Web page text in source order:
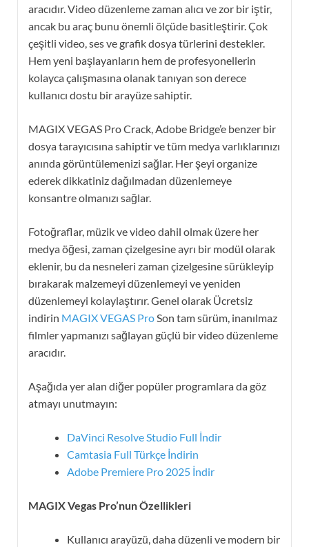
aracıdır. Video düzenleme zaman alıcı ve zor bir iştir,
ancak bu araç bunu önemli ölçüde basitleştirir. Çok
çeşitli video, ses ve grafik dosya türlerini destekler.
Hem yeni başlayanların hem de profesyonellerin
kolayca çalışmasına olanak tanıyan son derece
kullanıcı dostu bir arayüze sahiptir.
MAGIX VEGAS Pro Crack, Adobe Bridge’e benzer bir
dosya tarayıcısına sahiptir ve tüm medya varlıklarınızı
anında görüntülemenizi sağlar. Her şeyi organize
ederek dikkatiniz dağılmadan düzenlemeye
konsantre olmanızı sağlar.
Fotoğraflar, müzik ve video dahil olmak üzere her
medya öğesi, zaman çizelgesine ayrı bir modül olarak
eklenir, bu da nesneleri zaman çizelgesine sürükleyip
bırakarak malzemeyi düzenlemeyi ve yeniden
düzenlemeyi kolaylaştırır. Genel olarak Ücretsiz
indirin MAGIX VEGAS ProSon tam sürüm, inanılmaz
filmler yapmanızı sağlayan güçlü bir video düzenleme
aracıdır.
Aşağıda yer alan diğer popüler programlara da göz
atmayı unutmayın:
DaVinci Resolve Studio Full İndir
Camtasia Full Türkçe İndirin
Adobe Premiere Pro 2025 İndir
MAGIX Vegas Pro’nun Özellikleri
Kullanıcı arayüzü, daha düzenli ve modern bir